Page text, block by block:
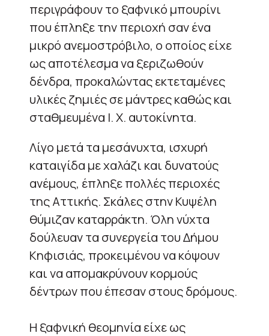
περιγράφουν το ξαφνικό μπουρίνι
που έπληξε την περιοχή σαν ένα
μικρό ανεμοστρόβιλο, ο οποίος είχε
ως αποτέλεσμα να ξεριζωθούν
δένδρα, προκαλώντας εκτεταμένες
υλικές ζημιές σε μάντρες καθώς και
σταθμευμένα Ι. Χ. αυτοκίνητα.
Λίγο μετά τα μεσάνυχτα, ισχυρή
καταιγίδα με χαλάζι και δυνατούς
ανέμους, έπληξε πολλές περιοχές
της Αττικής. Σκάλες στην Κυψέλη
θύμιζαν καταρράκτη. Όλη νύχτα
δούλευαν τα συνεργεία του Δήμου
Κηφισιάς, προκειμένου να κόψουν
και να απομακρύνουν κορμούς
δέντρων που έπεσαν στους δρόμους.
Η ξαφνική θεομηνία είχε ως